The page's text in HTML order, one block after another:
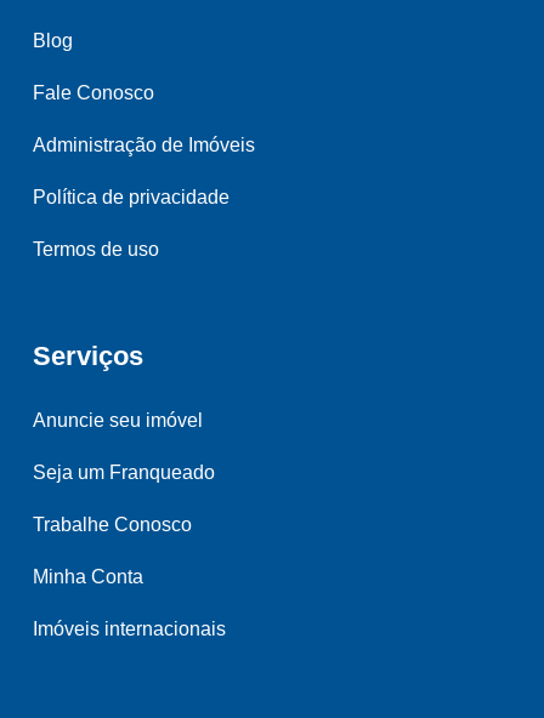
Blog
Fale Conosco
Administração de Imóveis
Política de privacidade
Termos de uso
Serviços
Anuncie seu imóvel
Seja um Franqueado
Trabalhe Conosco
Minha Conta
Imóveis internacionais